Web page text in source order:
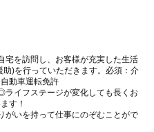
宅を訪問し、お客様が充実した生活
)を行っていただきます。必須：介
動車運転免許
イフステージが変化しても長くお
す！
がいを持って仕事にのぞむことがで